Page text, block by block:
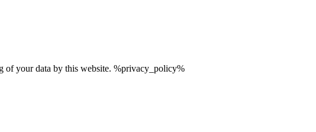
of your data by this website. %privacy_policy%